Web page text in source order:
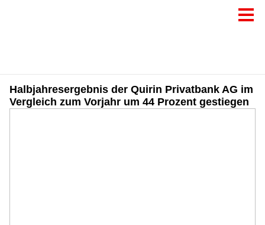
Halbjahresergebnis der Quirin Privatbank AG im
Vergleich zum Vorjahr um 44 Prozent gestiegen